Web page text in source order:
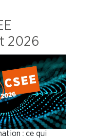
2026
: ce qui